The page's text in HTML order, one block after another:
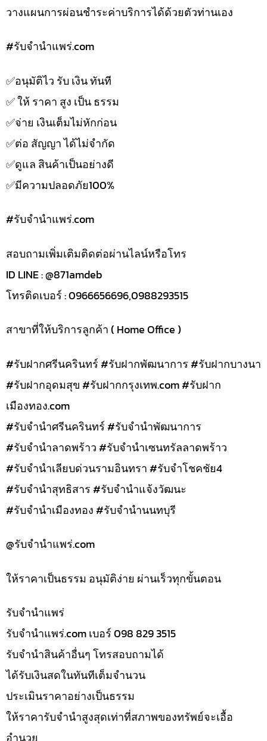
วางแผนการผ่อนชำระค่าบริการได้ด้วยตัวท่านเอง
#รับจํานําแพร่.com
✅️อนุมัติไว รับ เงิน ทันที
✅️ ให้ ราคา สูง เป็น ธรรม
✅️จ่าย เงินเต็มไม่หักก่อน
✅️ต่อ สัญญา ได้ไม่จำกัด
✅️ดูแล สินค้าเป็นอย่างดี
✅️มีความปลอดภัย100%
#รับจํานําแพร่.com
สอบถามเพิ่มเติมติดต่อผ่านไลน์หรือโทร
ID LINE : @871amdeb
โทรติดเบอร์ : 0966656696,0988293515
สาขาที่ให้บริการลูกค้า ( Home Office )
#รับฝากศรีนครินทร์ #รับฝากพัฒนาการ #รับฝากบางนา
#รับฝากอุดมสุข #รับฝากกรุงเทพ.com #รับฝาก
เมืองทอง.com
#รับจำนำศรีนครินทร์ #รับจำนำพัฒนาการ
#รับจำนำลาดพร้าว #รับจำนำเซนทรัลลาดพร้าว
#รับจำนำเลียบด่วนรามอินทรา #รับจำโชคชัย4
#รับจำนำสุทธิสาร #รับจำนำแจ้งวัฒนะ
#รับจำนำเมืองทอง #รับจำนำนนทบุรี
@รับจํานําแพร่.com
ให้ราคาเป็นธรรม อนุมัติง่าย ผ่านเร็วทุกขั้นตอน
รับจํานำแพร่
รับจํานําแพร่.com เบอร์ 098 829 3515
รับจำนำสินค้าอื่นๆ โทรสอบถามได้
ได้รับเงินสดในทันทีเต็มจำนวน
ประเมินราคาอย่างเป็นธรรม
ให้ราคารับจำนำสูงสุดเท่าที่สภาพของทรัพย์จะเอื้อ